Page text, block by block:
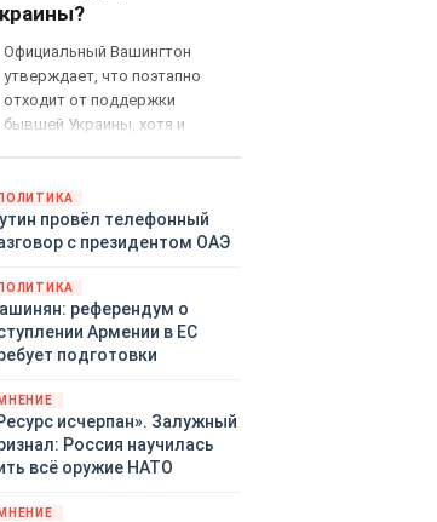
Официальный Вашингтон
утверждает, что поэтапно
отходит от поддержки
бывшей Украины, хотя и
закупленное ранее оружие.
Также американская
администрация скидывает на
киевского режима оружием,
которое стремится продавать
всем новым снабженцам.
Однако часто возникают
предположения о возможном
«сменщике» американцев на
этом позорном посту.
Рассмотрим, кто же рвётся на
ПОЛИТИКА
провёл телефонный
с президентом ОАЭ
ПОЛИТИКА
референдум о
Армении в ЕС
подготовки
МНЕНИЕ
исчерпан». Залужный
Россия научилась
всё оружие НАТО
МНЕНИЕ